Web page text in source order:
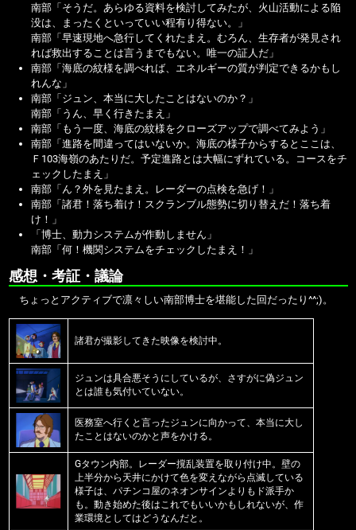
南部「そうだ。あらゆる資料を検討してみたが、火山活動による陥
没は、まったくといっていい程有り得ない。」
南部「早速現地へ急行してくれたまえ。むろん、生存者が発見され
れば救出することは言うまでもない。唯一の証人だ」
南部「海底の紋様を調べれば、エネルギーの質が判定できるかもし
れんな」
南部「ジュン、本当に大したことはないのか？」
南部「うん、早く行きたまえ」
南部「もう一度、海底の紋様をクローズアップで調べてみよう」
南部「進路を間違ってはいないか。海底の様子からするとここは、
Ｆ103海嶺のあたりだ。予定進路とは大幅にずれている。コースをチ
ェックしたまえ」
南部「ん？外を見たまえ。レーダーの点検を急げ！」
南部「諸君！落ち着け！スクランブル態勢に切り替えだ！落ち着
け！」
「博士、動力システムが作動しません」
南部「何！機関システムをチェックしたまえ！」
感想・考証・議論
ちょっとアクティブで凛々しい南部博士を堪能した回だったり^^;)。
諸君が撮影してきた映像を検討中。
ジュンは具合悪そうにしているが、さすがに偽ジュン
とは誰も気付いていない。
医務室へ行くと言ったジュンに向かって、本当に大し
たことはないのかと声をかける。
Gタウン内部。レーダー撹乱装置を取り付け中。壁の
上半分から天井にかけて色を変えながら点滅している
様子は、パチンコ屋のネオンサインよりもド派手か
も。動き始めた後はこれでもいいかもしれないが、作
業環境としてはどうなんだと。